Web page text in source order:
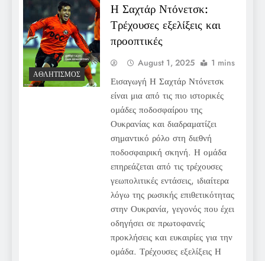
ΑΘΛΗΤΙΣΜΌΣ
Η Σαχτάρ Ντόνετσκ:
Τρέχουσες εξελίξεις και
προοπτικές
August 1, 2025 1 mins
Εισαγωγή Η Σαχτάρ Ντόνετσκ
είναι μια από τις πιο ιστορικές
ομάδες ποδοσφαίρου της
Ουκρανίας και διαδραματίζει
σημαντικό ρόλο στη διεθνή
ποδοσφαιρική σκηνή. Η ομάδα
επηρεάζεται από τις τρέχουσες
γεωπολιτικές εντάσεις, ιδιαίτερα
λόγω της ρωσικής επιθετικότητας
στην Ουκρανία, γεγονός που έχει
οδηγήσει σε πρωτοφανείς
προκλήσεις και ευκαιρίες για την
ομάδα. Τρέχουσες εξελίξεις Η